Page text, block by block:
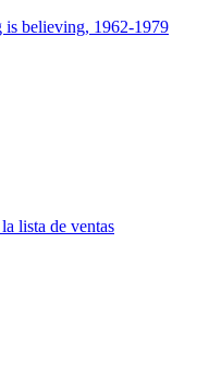
is believing, 1962-1979
lista de ventas